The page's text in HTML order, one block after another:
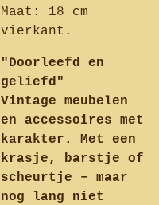
Maat: 18 cm
vierkant.
"Doorleefd en
geliefd"
Vintage meubelen
en accessoires met
karakter. Met een
krasje, barstje of
scheurtje – maar
nog lang niet